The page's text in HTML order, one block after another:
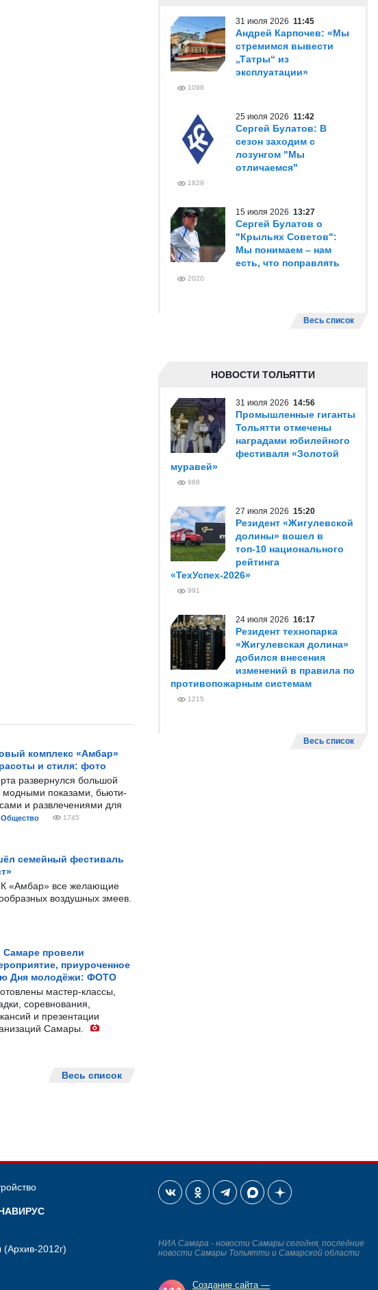
комплекс «Амбар»
и стиля: фото
развернулся большой
модными показами, бьюти-
и развлечениями для
Общество 1745
семейный фестиваль
«Амбар» все желающие
воздушных змеев.
Самаре провели
приуроченное
Дня молодёжи: ФОТО
мастер-классы,
соревнования,
и презентации
Самары.
Весь список
31 июля 2026 11:45
Андрей Карпочев: «Мы
стремимся вывести
„Татры“ из
эксплуатации»
1098
25 июля 2026 11:42
Сергей Булатов: В
сезон заходим с
лозунгом "Мы
отличаемся"
1829
15 июля 2026 13:27
Сергей Булатов о
"Крыльях Советов":
Мы понимаем – нам
есть, что поправлять
2020
Весь список
НОВОСТИ ТОЛЬЯТТИ
31 июля 2026 14:56
Промышленные гиганты
Тольятти отмечены
наградами юбилейного
фестиваля «Золотой
муравей»
988
27 июля 2026 15:20
Резидент «Жигулевской
долины» вошел в
топ-10 национального
рейтинга
«ТехУспех-2026»
991
24 июля 2026 16:17
Резидент технопарка
«Жигулевская долина»
добился внесения
изменений в правила по
противопожарным системам
1215
Весь список
2012г)
НИА Самара - новости Самары сегодня, последние
новости Самары Тольятти и Самарской области
Создание сайта —